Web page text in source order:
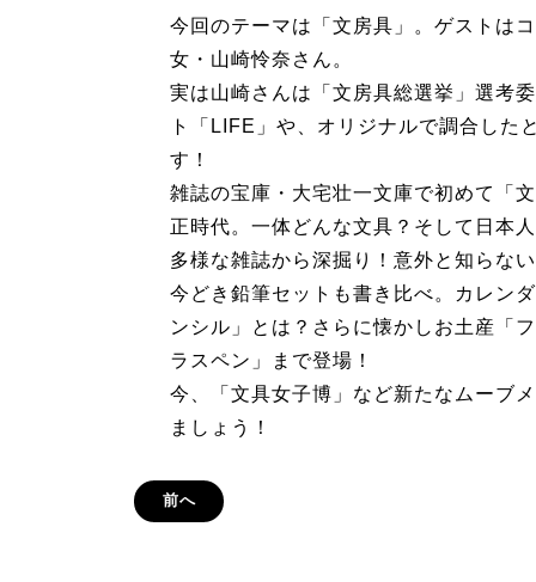
今回のテーマは「文房具」。ゲストは
女・山崎怜奈さん。
実は山崎さんは「文房具総選挙」選考
ト「LIFE」や、オリジナルで調合した
す！
雑誌の宝庫・大宅壮一文庫で初めて「
正時代。一体どんな文具？そして日本
多様な雑誌から深掘り！意外と知らな
今どき鉛筆セットも書き比べ。カレン
ンシル」とは？さらに懐かしお土産「
ラスペン」まで登場！
今、「文具女子博」など新たなムーブ
ましょう！
前へ